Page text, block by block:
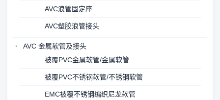
AVC浪管固定座
AVC塑胶浪管接头
AVC 金属软管及接头
被覆PVC金属软管/金属软管
被覆PVC不锈钢软管/不锈钢软管
EMC被覆不锈钢编织尼龙软管